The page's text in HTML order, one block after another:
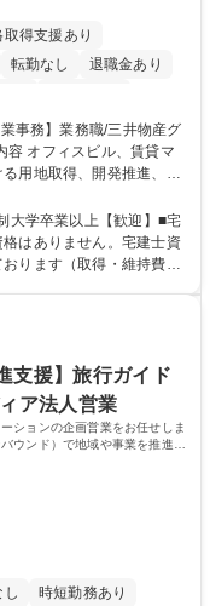
取得支援あり
転勤なし
退職金あり
用地取得、開発推進、賃
において事務業務を担当
用支払、支払管理、請
・予算作成及び予実管
】
週休2日
大学卒業以上【歓迎】■宅
はありません。宅建士資
ります（取得・維持費用
強く業務に取り組める
期限を意識したスケジュ
門、コーポレート部門）
学
支援】旅行ガイド
ア法人営業
ションの企画営業をお任せしま
ウンド）で地域や事業を推進し
し
時短勤務あり